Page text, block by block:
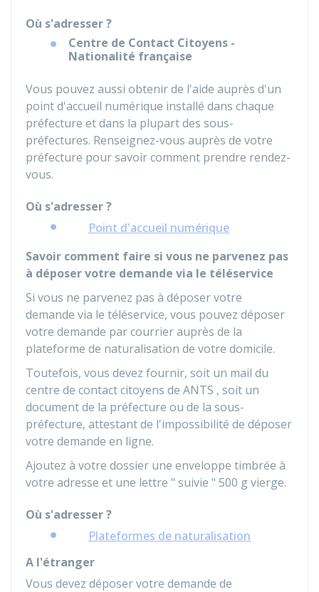
Où s'adresser ?
Centre de Contact Citoyens -
Nationalité française
Vous pouvez aussi obtenir de l'aide auprès d'un
point d'accueil numérique installé dans chaque
préfecture et dans la plupart des sous-
préfectures. Renseignez-vous auprès de votre
préfecture pour savoir comment prendre rendez-
vous.
Où s'adresser ?
Point d'accueil numérique
Savoir comment faire si vous ne parvenez pas
à déposer votre demande via le téléservice
Si vous ne parvenez pas à déposer votre
demande via le téléservice, vous pouvez déposer
votre demande par courrier auprès de la
plateforme de naturalisation de votre domicile.
Toutefois, vous devez fournir, soit un mail du
centre de contact citoyens de ANTS , soit un
document de la préfecture ou de la sous-
préfecture, attestant de l'impossibilité de déposer
votre demande en ligne.
Ajoutez à votre dossier une enveloppe timbrée à
votre adresse et une lettre " suivie " 500 g vierge.
Où s'adresser ?
Plateformes de naturalisation
A l'étranger
Vous devez déposer votre demande de